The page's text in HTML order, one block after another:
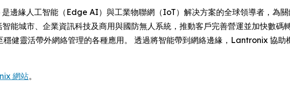
緣人工智能（Edge AI）與工業物聯網（IoT）解决方案的全球領導者，為關
能城市、企業資訊科技及商用與國防無人系統，推動客戶完善營運並加快數碼
穩健靈活帶外網絡管理的各種應用。 透過將智能帶到網絡邊緣，Lantronix 協
網站。